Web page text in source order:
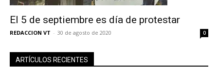
El 5 de septiembre es día de protestar
REDACCION VT - 30 de agosto de 2020 0
ARTÍCULOS RECIENTES